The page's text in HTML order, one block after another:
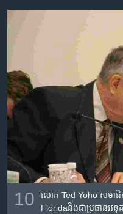
10
លោក Ted Yoho សមាជិ
Floridaនិង​ជា​ប្រធាន​អ